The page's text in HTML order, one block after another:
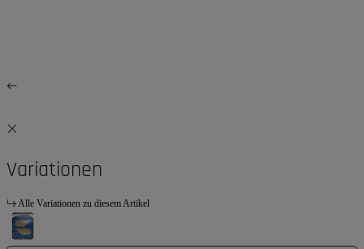
Variationen
Alle Variationen zu diesem Artikel